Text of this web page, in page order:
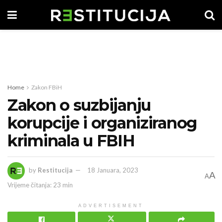
Home Zakon FBiH
Zakon o suzbijanju
korupcije i organiziranog
kriminala u FBIH
by Restitucija
18 Januara, 2023
Vrijeme čitanja: 23 min
AA
ADVERTISEMENT